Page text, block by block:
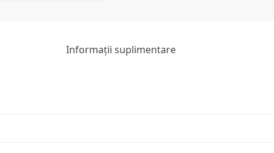
Informații suplimentare